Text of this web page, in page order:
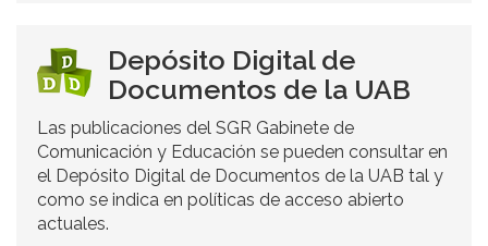
Depósito Digital de
Documentos de la UAB
Las publicaciones del SGR Gabinete de
Comunicación y Educación se pueden consultar en
el Depósito Digital de Documentos de la UAB tal y
como se indica en políticas de acceso abierto
actuales.